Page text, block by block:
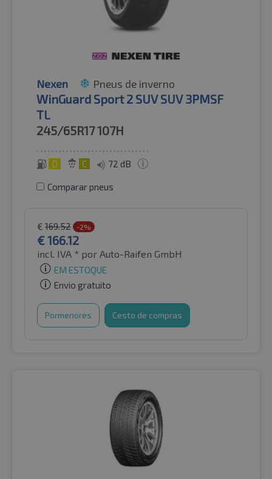
Nexen Pneus de inverno
WinGuard Sport 2 SUV SUV 3PMSF
TL
245/65R17107H
D C 72 dB
Comparar pneus
€ 169.52 -2%
€166.12
incl. IVA * por Auto-Raifen GmbH
EM ESTOQUE
Envio gratuito
Pormenores Cesto de compras